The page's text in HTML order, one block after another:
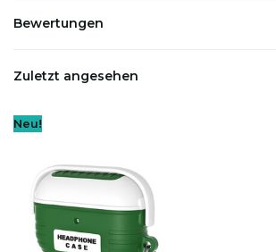
Bewertungen
Zuletzt angesehen
Neu!